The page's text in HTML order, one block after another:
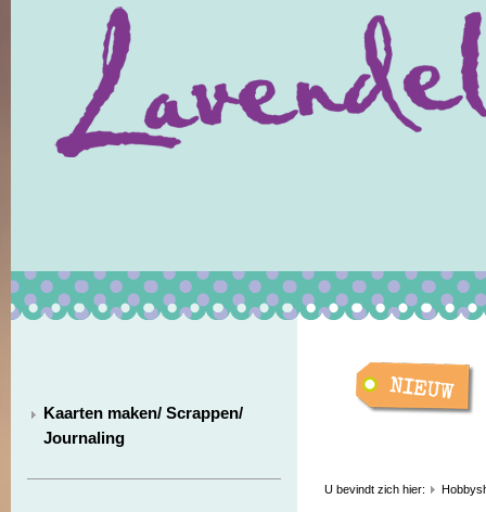
Kaarten maken/ Scrappen/
Journaling
U bevindt zich hier: